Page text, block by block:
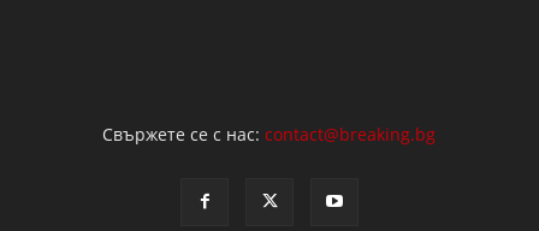
Свържете се с нас:contact@breaking.bg